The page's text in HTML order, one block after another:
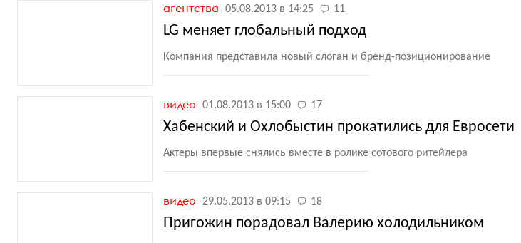
агентства 05.08.2013 в 14:25 11
LG меняет глобальный подход
Компания представила новый слоган и бренд-позиционирование
видео 01.08.2013 в 15:00 17
Хабенский и Охлобыстин прокатились для Евросети
Актеры впервые снялись вместе в ролике сотового ритейлера
видео 29.05.2013 в 09:15 18
Пригожин порадовал Валерию холодильником